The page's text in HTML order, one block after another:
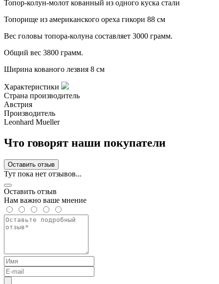
Топор-колун-молот кованный из одного куска стали
Топорище из американского ореха гикори 88 см
Вес головы топора-колуна составляет 3000 грамм.
Общий вес 3800 грамм.
Ширина кованого лезвия 8 см
Характеристики
Страна производитель
Австрия
Производитель
Leonhard Mueller
Что говорят наши покупатели
Оставить отзыв
Тут пока нет отзывов...
Оставить отзыв
Нам важно ваше мнение